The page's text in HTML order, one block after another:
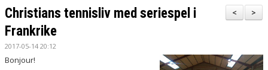
ANMÄLAN AKTIVITET
KALENDER
>
<
Christians tennisliv med seriespel i
Frankrike
2017-05-14 20:12
Bonjour!